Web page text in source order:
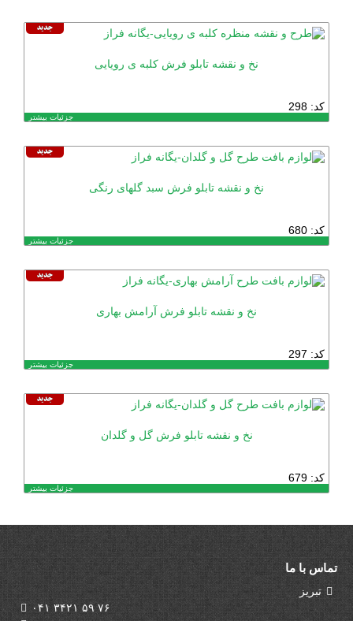
نخ و نقشه تابلو فرش کلبه ی رویایی
کد: 298
جزئیات بیشتر
نخ و نقشه تابلو فرش سبد گلهای رنگی
کد: 680
جزئیات بیشتر
نخ و نقشه تابلو فرش آرامش بهاری
کد: 297
جزئیات بیشتر
نخ و نقشه تابلو فرش گل و گلدان
کد: 679
جزئیات بیشتر
تماس با ما
تبریز
۰۴۱ ۳۴۲۱ ۵۹ ۷۶